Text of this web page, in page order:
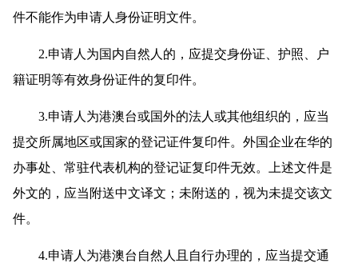
件不能作为申请人身份证明文件。
2.申请人为国内自然人的，应提交身份证、护照、户
籍证明等有效身份证件的复印件。
3.申请人为港澳台或国外的法人或其他组织的，应当
提交所属地区或国家的登记证件复印件。外国企业在华的
办事处、常驻代表机构的登记证复印件无效。上述文件是
外文的，应当附送中文译文；未附送的，视为未提交该文
件。
4.申请人为港澳台自然人且自行办理的，应当提交通